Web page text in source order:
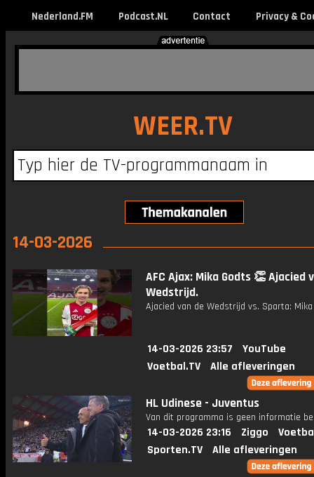
Nederland.FM Podcast.NL Contact Privacy &
WEER.TV
14-03-2026
AFC Ajax: Mika Godts 👏 Ajacied
Wedstrijd.
Ajacied van de Wedstrijd vs. Sparta:
14-03-2026 23:57
YouTube
Voetbal.TV
Alle afleveringen
HL Udinese - Juventus
Van dit programma is geen informatie
14-03-2026 23:16 Ziggo
Sporten.TV
Alle afleveringen